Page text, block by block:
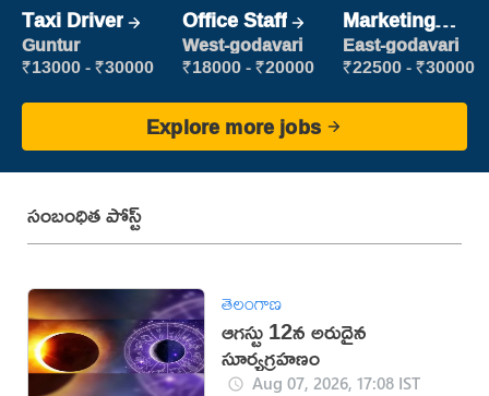
Taxi Driver
Guntur
₹13000 - ₹30000
Office Staff
West-godavari
₹18000 - ₹20000
Marketing
Executive
East-godavari
₹22500 - ₹30000
Explore more jobs
సంబంధిత పోస్ట్
తెలంగాణ
ఆగస్టు 12న అరుదైన
సూర్యగ్రహణం
Aug 07, 2026, 17:08 IST